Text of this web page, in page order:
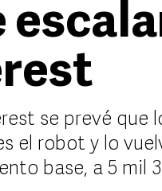
se prevé
el robot y lo
base, a 5 mil